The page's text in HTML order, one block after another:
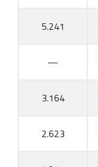
5.241
—
3.164
2.623